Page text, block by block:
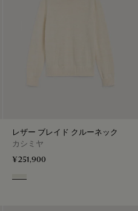
レザー ブレイド クルーネック
カシミヤ
¥251,900
Off White